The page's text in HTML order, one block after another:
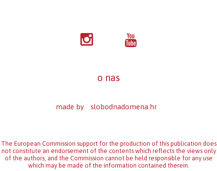
o nas
made by slobodnadomena.hr
The European Commission support for the production of this publication does
not constitute an endorsement of the contents which reflects the views only
of the authors, and the Commission cannot be held responsi­ble for any use
which may be made of the information contained therein.